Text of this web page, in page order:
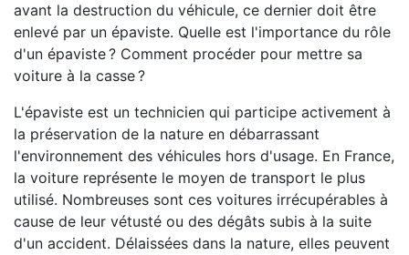
avant la destruction du véhicule, ce dernier doit être
enlevé par un épaviste. Quelle est l'importance du rôle
d'un épaviste ? Comment procéder pour mettre sa
voiture à la casse ?
L'épaviste est un technicien qui participe activement à
la préservation de la nature en débarrassant
l'environnement des véhicules hors d'usage. En France,
la voiture représente le moyen de transport le plus
utilisé. Nombreuses sont ces voitures irrécupérables à
cause de leur vétusté ou des dégâts subis à la suite
d'un accident. Délaissées dans la nature, elles peuvent